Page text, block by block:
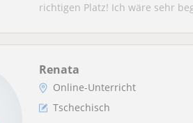
richtigen Platz! Ich wäre sehr
Renata
Online-Unterricht
Tschechisch